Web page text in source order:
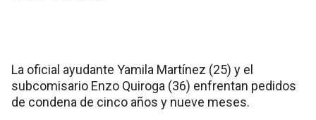
La oficial ayudante Yamila Martínez (25) y el
subcomisario Enzo Quiroga (36) enfrentan pedidos
de condena de cinco años y nueve meses.